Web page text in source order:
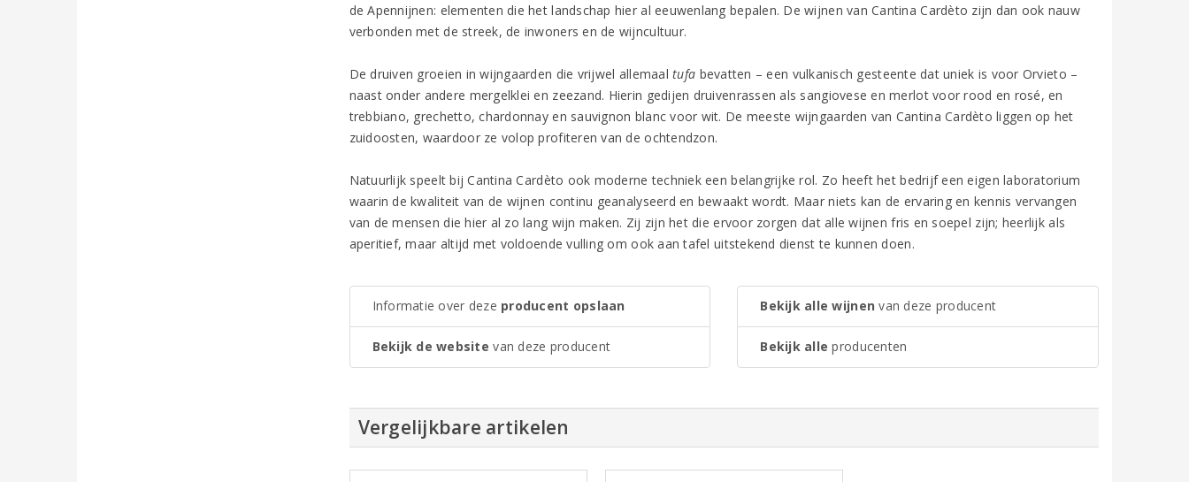
de Apennijnen: elementen die het landschap hier al eeuwenlang bepalen. De wijnen van Cantina Cardèto zijn dan ook nauw
verbonden met de streek, de inwoners en de wijncultuur.
De druiven groeien in wijngaarden die vrijwel allemaaltufa bevatten – een vulkanisch gesteente dat uniek is voor Orvieto –
naast onder andere mergelklei en zeezand. Hierin gedijen druivenrassen als sangiovese en merlot voor rood en rosé, en
trebbiano, grechetto, chardonnay en sauvignon blanc voor wit. De meeste wijngaarden van Cantina Cardèto liggen op het
zuidoosten, waardoor ze volop profiteren van de ochtendzon.
Natuurlijk speelt bij Cantina Cardèto ook moderne techniek een belangrijke rol. Zo heeft het bedrijf een eigen laboratorium
waarin de kwaliteit van de wijnen continu geanalyseerd en bewaakt wordt. Maar niets kan de ervaring en kennis vervangen
van de mensen die hier al zo lang wijn maken. Zij zijn het die ervoor zorgen dat alle wijnen fris en soepel zijn; heerlijk als
aperitief, maar altijd met voldoende vulling om ook aan tafel uitstekend dienst te kunnen doen.
Informatie over deze producent opslaan
Bekijk de website van deze producent
Bekijk alle wijnen van deze producent
Bekijk alle producenten
Vergelijkbare artikelen